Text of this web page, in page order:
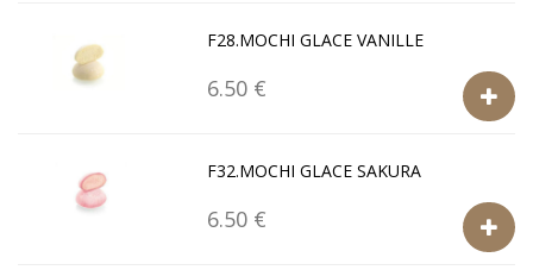
F28.MOCHI GLACE VANILLE
6.50 €
F32.MOCHI GLACE SAKURA
6.50 €